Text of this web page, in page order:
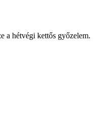
a hétvégi kettős győzelem.